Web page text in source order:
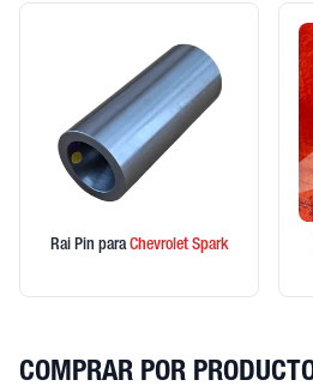
Rai Pin paraChevrolet Spark
COMPRAR POR